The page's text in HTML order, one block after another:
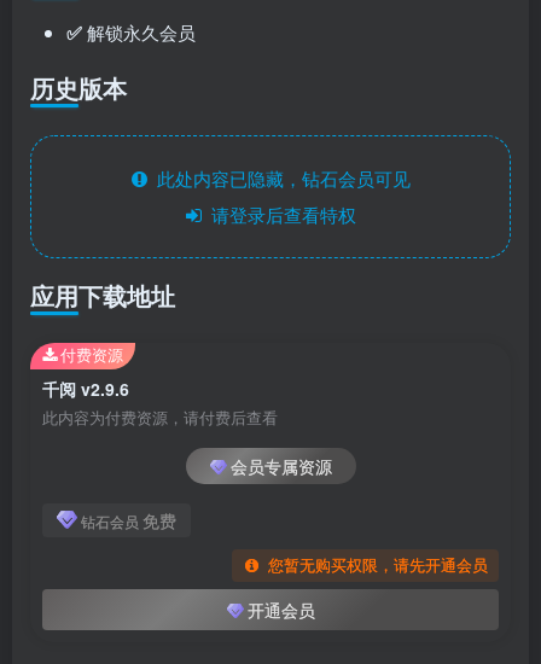
✅解锁永久会员
历史版本
此处内容已隐藏，钻石会员可见
请登录后查看特权
应用下载地址
千阅 v2.9.6
此内容为付费资源，请付费后查看
会员专属资源
钻石会员 免费
您暂无购买权限，请先开通会员
开通会员
付费资源